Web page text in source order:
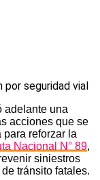
adelante una
acciones que se
reforzar la
Nacional N° 89,
siniestros
tránsito fatales.